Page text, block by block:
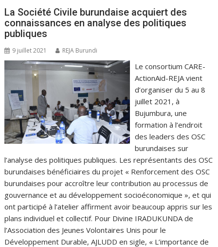
La Société Civile burundaise acquiert des
connaissances en analyse des politiques
publiques
9 juillet 2021 REJA Burundi
Le consortium CARE-
ActionAid-REJA vient
d’organiser du 5 au 8
juillet 2021, à
Bujumbura, une
formation à l’endroit
des leaders des OSC
burundaises sur
l’analyse des politiques publiques. Les représentants des OSC
burundaises bénéficiaires du projet « Renforcement des OSC
burundaises pour accroître leur contribution au processus de
gouvernance et au développement socioéconomique », et qui
ont participé à l’atelier affirment avoir beaucoup appris sur les
plans individuel et collectif. Pour Divine IRADUKUNDA de
l’Association des Jeunes Volontaires Unis pour le
Développement Durable, AJLUDD en sigle, « L’importance de